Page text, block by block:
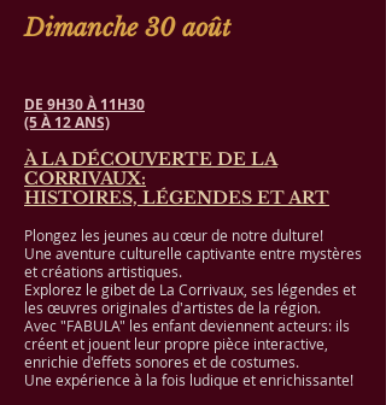
Dimanche 30 août
DE 9H30 À 11H30
(5 À 12 ANS)
À LA DÉCOUVERTE DE LA
CORRIVAUX:
HISTOIRES, LÉGENDES ET ART
Plongez les jeunes au cœur de notre dulture!
Une aventure culturelle captivante entre mystères
et créations artistiques.
Explorez le gibet de La Corrivaux, ses légendes et
les œuvres originales d'artistes de la région.
Avec "FABULA" les enfant deviennent acteurs: ils
créent et jouent leur propre pièce interactive,
enrichie d'effets sonores et de costumes.
Une expérience à la fois ludique et enrichissante!